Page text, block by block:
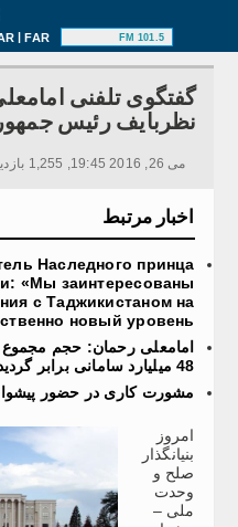
|FAR 101.5 FM
گفتگوی تلفنی
نظربایف رئیس
می 26, 2016 19:45, 1,255 بازدید ها
اخبار مرتبط
Наследного принца
«Мы заинтересованы
с Таджикистаном на
новый уровень»
امامعلی رحمان: حجم
48 میلیارد سامانی برابر گردید
مشورت کاری در حضور
امروز
بنیانگذار
صلح و
وحدت
ملی –